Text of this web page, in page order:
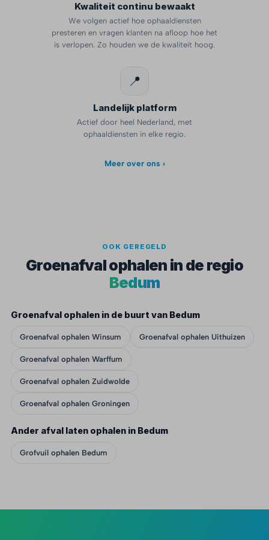
Kwaliteit continu bewaakt
We volgen actief hoe ophaaldiensten
presteren en vragen klanten na afloop hoe het
is verlopen. Zo houden we de kwaliteit hoog.
📍
Landelijk platform
Actief door heel Nederland, met
ophaaldiensten in elke regio.
Meer over ons ›
OOK GEREGELD
Groenafval ophalen in de regio
Bedum
Groenafval ophalen in de buurt van Bedum
Groenafval ophalen Winsum Groenafval ophalen Uithuizen
Groenafval ophalen Warffum
Groenafval ophalen Zuidwolde
Groenafval ophalen Groningen
Ander afval laten ophalen in Bedum
Grofvuil ophalen Bedum